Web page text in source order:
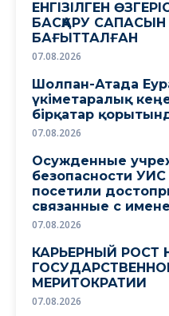
ЕНГІЗІЛГЕН
БАСҚАРУ
БАҒЫТТАЛҒАН
07.08.2026
Шолпан-Атада
үкіметаралық
бірқатар
07.08.2026
Осужденные
безопасности
посетили
связанные с
07.08.2026
КАРЬЕРНЫЙ РОСТ
МЕРИТОКРАТИИ
07.08.2026